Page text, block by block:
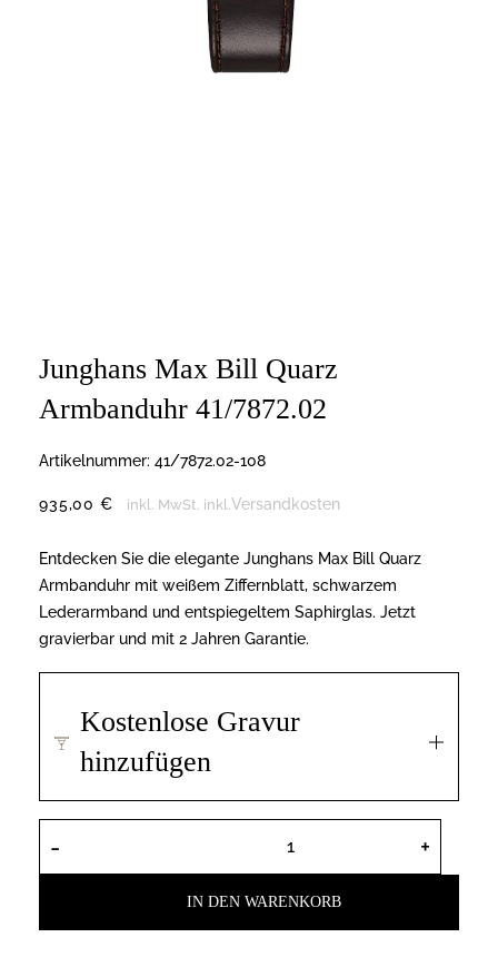
Junghans Max Bill Quarz
Armbanduhr 41/7872.02
Artikelnummer: 41/7872.02-108
935,00 € inkl. MwSt. inkl.Versandkosten
Entdecken Sie die elegante Junghans Max Bill Quarz
Armbanduhr mit weißem Ziffernblatt, schwarzem
Lederarmband und entspiegeltem Saphirglas. Jetzt
gravierbar und mit 2 Jahren Garantie.
Kostenlose Gravur
hinzufügen
Junghans Max Bill Quarz Armbanduhr 41/
IN DEN WARENKORB